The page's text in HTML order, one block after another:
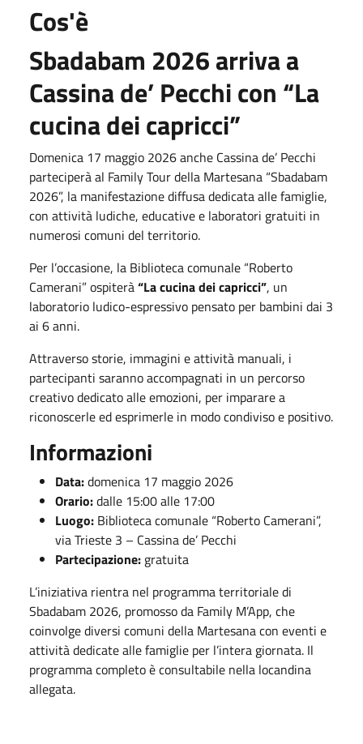
Cos'è
Sbadabam 2026 arriva a
Cassina de’ Pecchi con “La
cucina dei capricci”
Domenica 17 maggio 2026 anche Cassina de’ Pecchi
parteciperà al Family Tour della Martesana “Sbadabam
2026”, la manifestazione diffusa dedicata alle famiglie,
con attività ludiche, educative e laboratori gratuiti in
numerosi comuni del territorio.
Per l’occasione, la Biblioteca comunale “Roberto
Camerani” ospiterà“La cucina dei capricci”, un
laboratorio ludico-espressivo pensato per bambini dai 3
ai 6 anni.
Attraverso storie, immagini e attività manuali, i
partecipanti saranno accompagnati in un percorso
creativo dedicato alle emozioni, per imparare a
riconoscerle ed esprimerle in modo condiviso e positivo.
Informazioni
Data:domenica 17 maggio 2026
Orario:dalle 15:00 alle 17:00
Luogo: Biblioteca comunale “Roberto Camerani”,
via Trieste 3 – Cassina de’ Pecchi
Partecipazione: gratuita
L’iniziativa rientra nel programma territoriale di
Sbadabam 2026, promosso da Family M’App, che
coinvolge diversi comuni della Martesana con eventi e
attività dedicate alle famiglie per l’intera giornata. Il
programma completo è consultabile nella locandina
allegata.